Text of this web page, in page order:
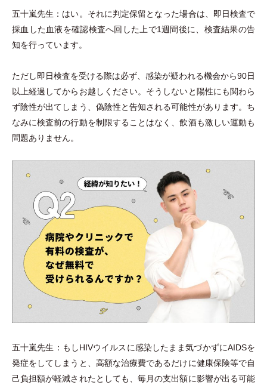
五十嵐先生：はい。それに判定保留となった場合は、即日検査で
採血した血液を確認検査へ回した上で1週間後に、検査結果の告
知を行っています。
ただし即日検査を受ける際は必ず、感染が疑われる機会から90日
以上経過してからお越しください。そうしないと陽性にも関わら
ず陰性が出てしまう、偽陰性と告知される可能性があります。ち
なみに検査前の行動を制限することはなく、飲酒も激しい運動も
問題ありません。
五十嵐先生：もしHIVウイルスに感染したまま気づかずにAIDSを
発症をしてしまうと、高額な治療費であるだけに健康保険等で自
己負担額が軽減されたとしても、毎月の支出額に影響が出る可能